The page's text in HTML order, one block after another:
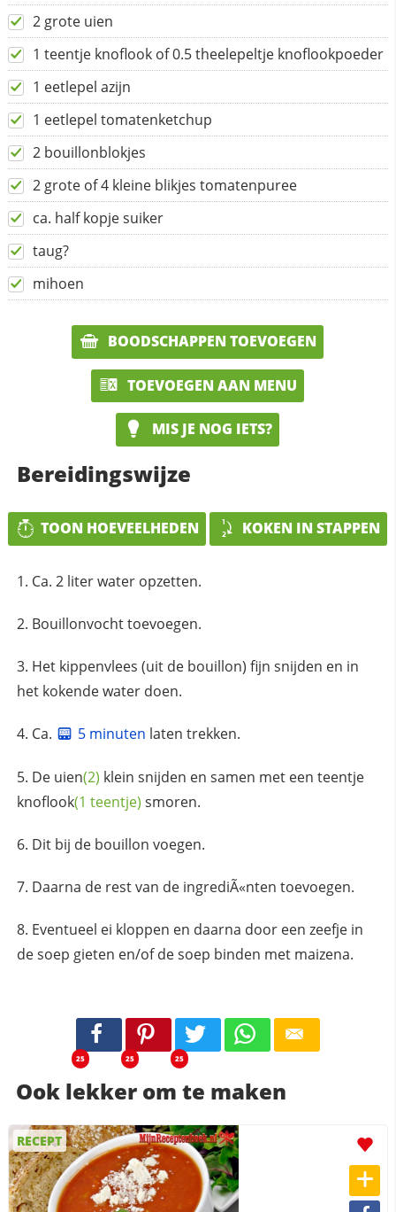
2 grote uien
1 teentje knoflook of 0.5 theelepeltje knoflookpoeder
1 eetlepel azijn
1 eetlepel tomatenketchup
2 bouillonblokjes
2 grote of 4 kleine blikjes tomatenpuree
ca. half kopje suiker
taug?
mihoen
BOODSCHAPPEN TOEVOEGEN
TOEVOEGEN AAN MENU
MIS JE NOG IETS?
Bereidingswijze
TOON HOEVEELHEDEN KOKEN IN STAPPEN
Ca. 2 liter water opzetten.
Bouillonvocht toevoegen.
Het kippenvlees (uit de bouillon) fijn snijden en in
het kokende water doen.
Ca. 5 minuten laten trekken.
De uien(2) klein snijden en samen met een teentje
knoflook(1 teentje) smoren.
Dit bij de bouillon voegen.
Daarna de rest van de ingrediÃ«nten toevoegen.
Eventueel ei kloppen en daarna door een zeefje in
de soep gieten en/of de soep binden met maizena.
25 25 25
Ook lekker om te maken
RECEPT